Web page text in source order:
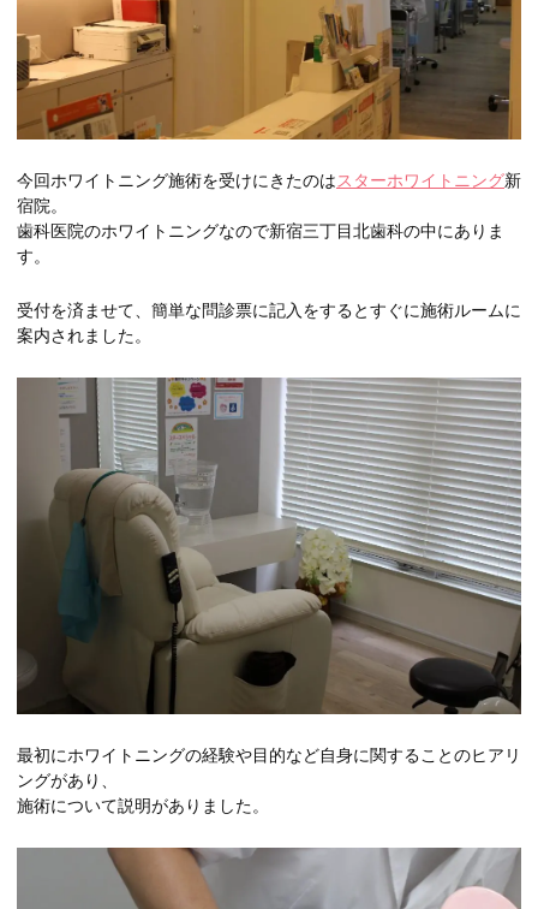
今回ホワイトニング施術を受けにきたのはスターホワイトニング新
宿院。
歯科医院のホワイトニングなので新宿三丁目北歯科の中にありま
す。
受付を済ませて、簡単な問診票に記入をするとすぐに施術ルームに
案内されました。
最初にホワイトニングの経験や目的など自身に関することのヒアリ
ングがあり、
施術について説明がありました。